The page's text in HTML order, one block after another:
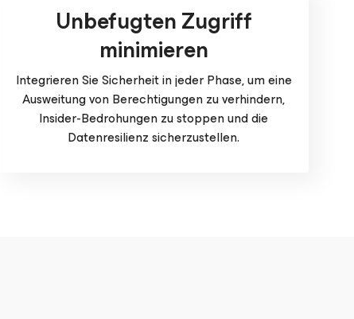
Unbefugten Zugriff
minimieren
Integrieren Sie Sicherheit in jeder Phase, um eine
Ausweitung von Berechtigungen zu verhindern,
Insider-Bedrohungen zu stoppen und die
Datenresilienz sicherzustellen.